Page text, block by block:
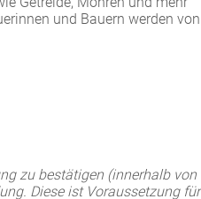
und Bauern werden von
zu bestätigen (innerhalb von
Diese ist Voraussetzung für